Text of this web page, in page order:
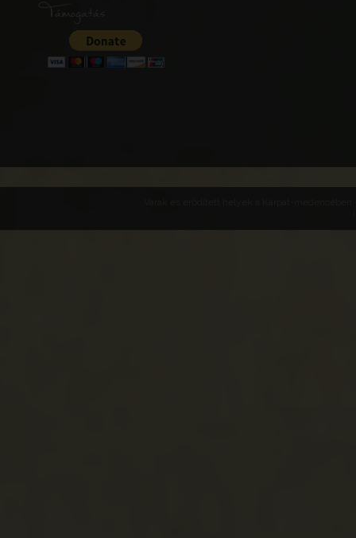
Támogatás